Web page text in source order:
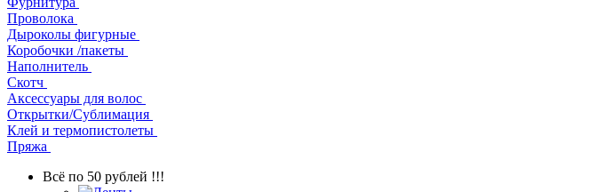
Проволока
Дыроколы фигурные
Коробочки /пакеты
Наполнитель
Скотч
Аксессуары для волос
Открытки/Сублимация
Клей и термопистолеты
Пряжа
Всё по 50 рублей !!!